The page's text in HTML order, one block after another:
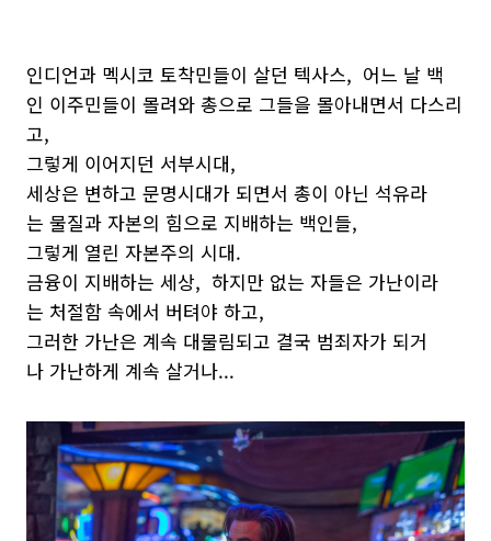
인디언과 멕시코 토착민들이 살던 텍사스, 어느 날 백
인 이주민들이 몰려와 총으로 그들을 몰아내면서 다스리
고,
그렇게 이어지던 서부시대,
세상은 변하고 문명시대가 되면서 총이 아닌 석유라
는 물질과 자본의 힘으로 지배하는 백인들,
그렇게 열린 자본주의 시대.
금융이 지배하는 세상, 하지만 없는 자들은 가난이라
는 처절함 속에서 버텨야 하고,
그러한 가난은 계속 대물림되고 결국 범죄자가 되거
나 가난하게 계속 살거나...